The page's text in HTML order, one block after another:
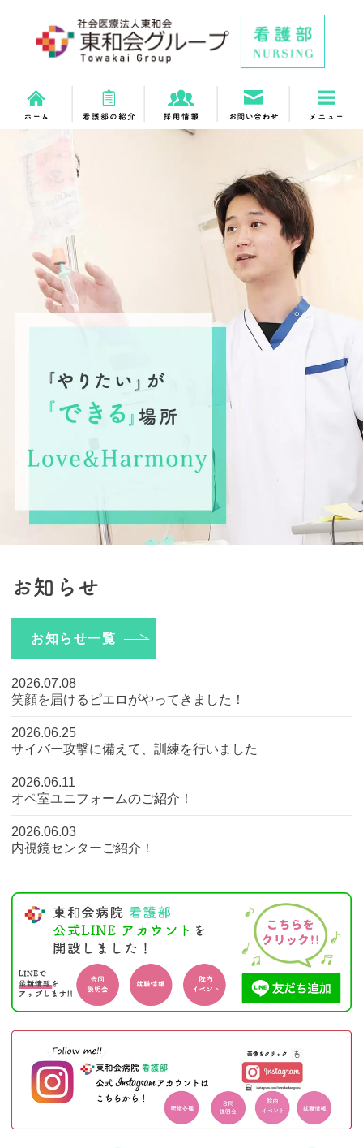
お知らせ
お知らせ一覧
2026.07.08
笑顔を届けるピエロがやってきました！
2026.06.25
サイバー攻撃に備えて、訓練を行いました
2026.06.11
オペ室ユニフォームのご紹介！
2026.06.03
内視鏡センターご紹介！